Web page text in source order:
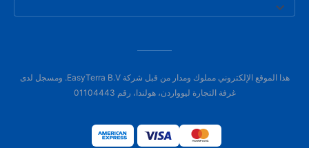
هذا الموقع الإلكتروني مملوك ومدار من قبل شركة EasyTerra B.V. ومسجل لدى
غرفة التجارة ليوواردن، هولندا، رقم 01104443